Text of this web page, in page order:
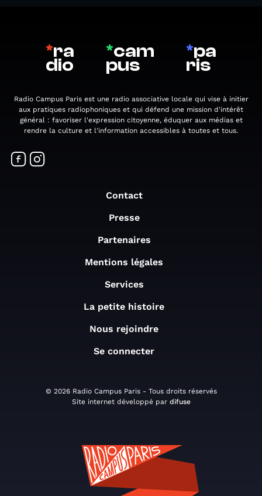
*ra
dio
*cam
pus
*pa
ris
Radio Campus Paris est une radio associative locale qui vise à initier
aux pratiques radiophoniques et qui défend une mission d'intérêt
général : favoriser l'expression citoyenne, éduquer aux médias et
rendre la culture et l'information accessibles à toutes et tous.
Contact
Presse
Partenaires
Mentions légales
Services
La petite histoire
Nous rejoindre
Se connecter
© 2026 Radio Campus Paris - Tous droits réservés
Site internet développé par difuse